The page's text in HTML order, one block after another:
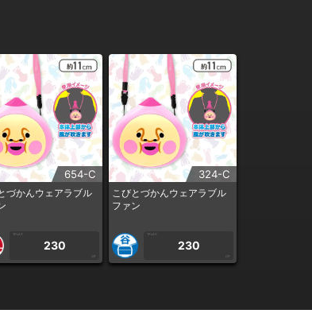
654-C
づかんウェアラブル
1PLAY
230
CP
324-C
こびとづかんウェアラブル
ファン
1PLAY
230
CP